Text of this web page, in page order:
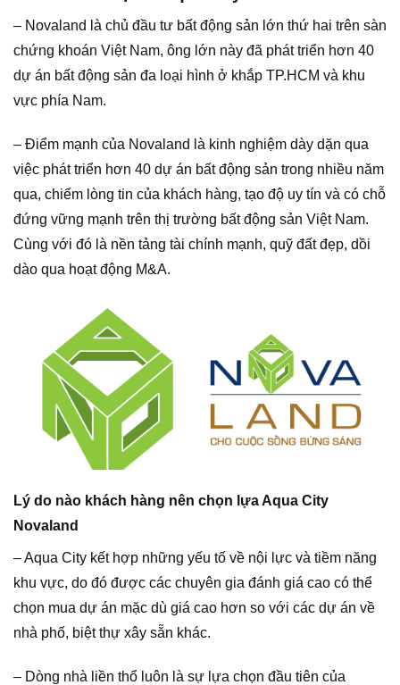
– Novaland là chủ đầu tư bất động sản lớn thứ hai trên sàn
chứng khoán Việt Nam, ông lớn này đã phát triển hơn 40
dự án bất động sản đa loại hình ở khắp TP.HCM và khu
vực phía Nam.
– Điểm mạnh của Novaland là kinh nghiệm dày dặn qua
việc phát triển hơn 40 dự án bất động sản trong nhiều năm
qua, chiếm lòng tin của khách hàng, tạo độ uy tín và có chỗ
đứng vững mạnh trên thị trường bất động sản Việt Nam.
Cùng với đó là nền tảng tài chính mạnh, quỹ đất đẹp, dồi
dào qua hoạt động M&A.
Lý do nào khách hàng nên chọn lựa Aqua City
Novaland
– Aqua City kết hợp những yếu tố về nội lực và tiềm năng
khu vực, do đó được các chuyên gia đánh giá cao có thể
chọn mua dự án mặc dù giá cao hơn so với các dự án về
nhà phố, biệt thự xây sẵn khác.
– Dòng nhà liền thổ luôn là sự lựa chọn đầu tiên của